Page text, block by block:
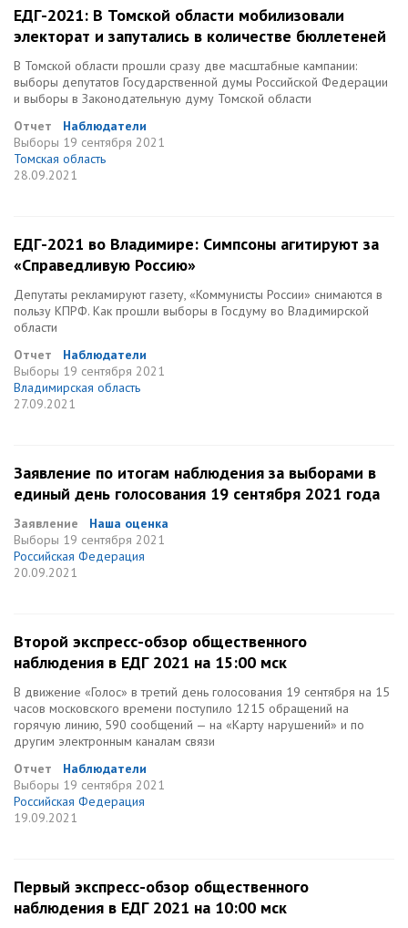
ЕДГ-2021: В Томской области мобилизовали
электорат и запутались в количестве бюллетеней
В Томской области прошли сразу две масштабные кампании:
выборы депутатов Государственной думы Российской Федерации
и выборы в Законодательную думу Томской области
Отчет
Наблюдатели
Выборы 19 сентября 2021
Томская область
28.09.2021
ЕДГ-2021 во Владимире: Симпсоны агитируют за
«Справедливую Россию»
Депутаты рекламируют газету, «Коммунисты России» снимаются в
пользу КПРФ. Как прошли выборы в Госдуму во Владимирской
области
Отчет
Наблюдатели
Выборы 19 сентября 2021
Владимирская область
27.09.2021
Заявление по итогам наблюдения за выборами в
единый день голосования 19 сентября 2021 года
Заявление
Наша оценка
Выборы 19 сентября 2021
Российская Федерация
20.09.2021
Второй экспресс-обзор общественного
наблюдения в ЕДГ 2021 на 15:00 мск
В движение «Голос» в третий день голосования 19 сентября на 15
часов московского времени поступило 1215 обращений на
горячую линию, 590 сообщений — на «Карту нарушений» и по
другим электронным каналам связи
Отчет
Наблюдатели
Выборы 19 сентября 2021
Российская Федерация
19.09.2021
Первый экспресс-обзор общественного
наблюдения в ЕДГ 2021 на 10:00 мск